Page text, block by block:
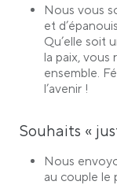
Nous vous
et
Qu’elle soit
la paix, vous
ensemble.
l’avenir !
Souhaits «
Nous
au couple le